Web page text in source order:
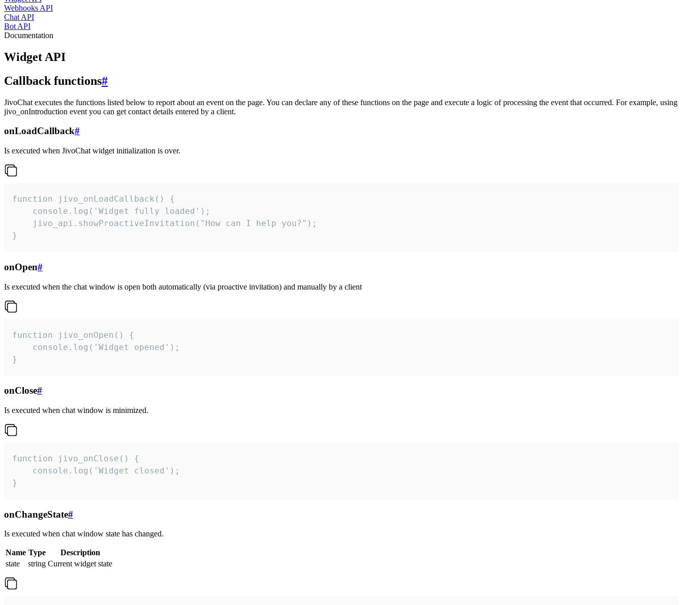
Webhooks API
Chat API
Bot API
Documentation
Widget API
Callback functions#
JivoChat executes the functions listed below to report about an event on the page. You can declare any of these functions on the page and execute a logic of processing the event that occurred. For example, using
jivo_onIntroduction event you can get contact details entered by a client.
onLoadCallback#
Is executed when JivoChat widget initialization is over.
function jivo_onLoadCallback() {
    console.log('Widget fully loaded');
    jivo_api.showProactiveInvitation("How can I help you?");
}
onOpen#
Is executed when the chat window is open both automatically (via proactive invitation) and manually by a client
function jivo_onOpen() {
    console.log('Widget opened');
}
onClose#
Is executed when chat window is minimized.
function jivo_onClose() {
    console.log('Widget closed');
}
onChangeState#
Is executed when chat window state has changed.
Name Type
Description
state
string Current widget state